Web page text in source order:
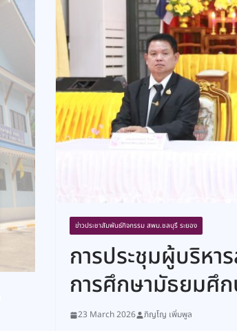
ข่าวประชาสัมพันธ์กิจกรรม สพม.ชลบุรี ระยอง
การประชุมผู้บริห
การศึกษามัธยมศึ
23 March 2026 ภิญโญ เพิ่มพูล